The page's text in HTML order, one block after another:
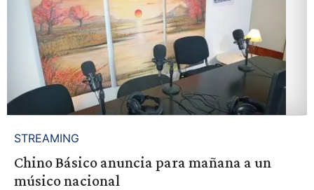
STREAMING
Chino Básico anuncia para mañana a un
músico nacional